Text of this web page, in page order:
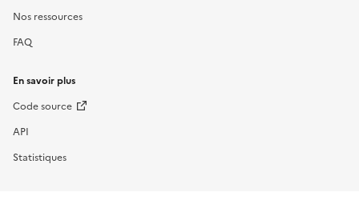
Nos ressources
FAQ
En savoir plus
Code source
API
Statistiques